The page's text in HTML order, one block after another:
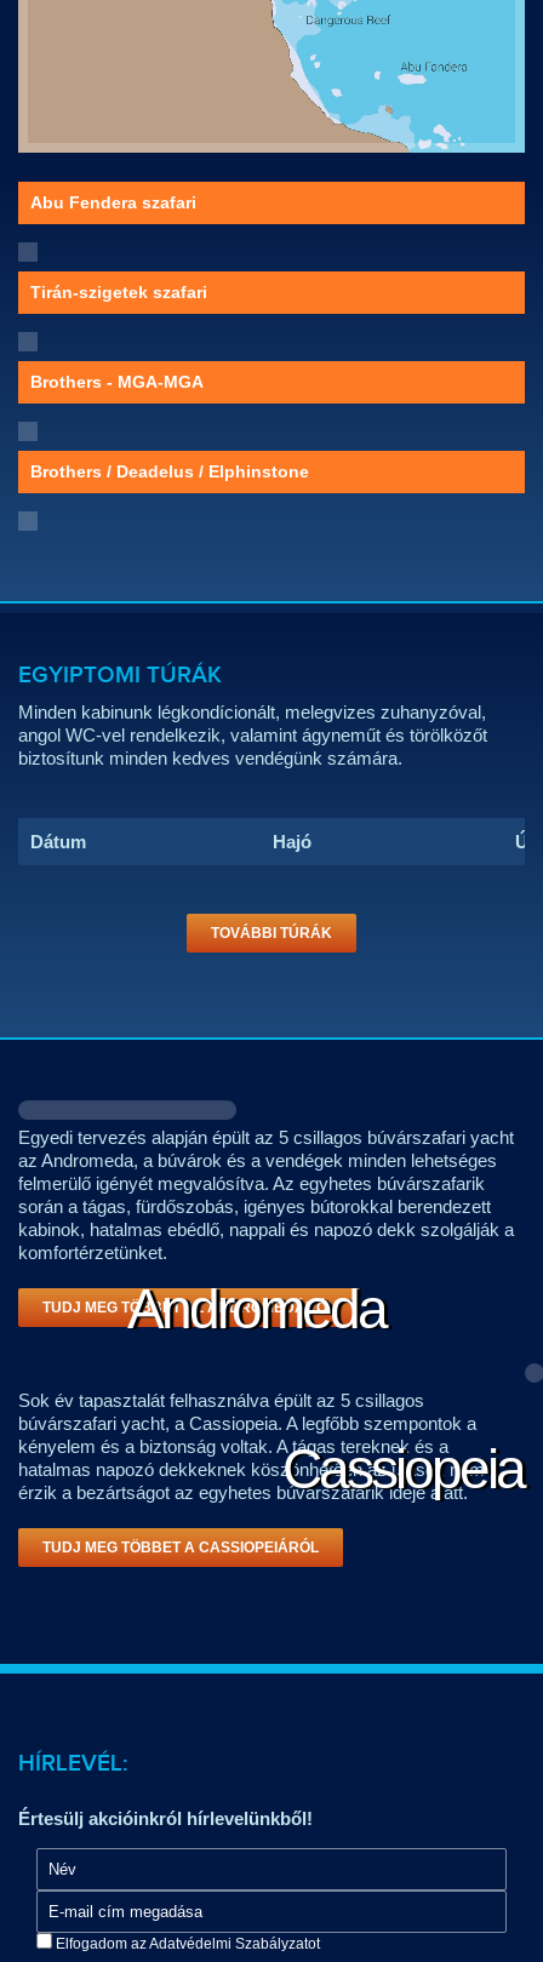
Abu Fendera szafari
Tirán-szigetek szafari
Brothers - MGA-MGA
Brothers / Deadelus / Elphinstone
EGYIPTOMI TÚRÁK
Minden kabinunk légkondícionált, melegvizes zuhanyzóval,
angol WC-vel rendelkezik, valamint ágyneműt és törölközőt
biztosítunk minden kedves vendégünk számára.
Dátum Hajó
TOVÁBBI TÚRÁK
Andromeda
Egyedi tervezés alapján épült az 5 csillagos búvárszafari yacht
az Andromeda, a búvárok és a vendégek minden lehetséges
felmerülő igényét megvalósítva. Az egyhetes búvárszafarik
során a tágas, fürdőszobás, igényes bútorokkal berendezett
kabinok, hatalmas ebédlő, nappali és napozó dekk szolgálják a
komfortérzetünket.
TUDJ MEG TÖBBET AZ ANDROMÉDÁRÓL
Cassiopeia
Sok év tapasztalát felhasználva épült az 5 csillagos
búvárszafari yacht, a Cassiopeia. A legfőbb szempontok a
kényelem és a biztonság voltak. A tágas tereknek és a
hatalmas napozó dekkeknek köszönhetően az utasok nem
érzik a bezártságot az egyhetes búvárszafarik ideje alatt.
TUDJ MEG TÖBBET A CASSIOPEIÁRÓL
HÍRLEVÉL:
Értesülj akcióinkról hírlevelünkből!
Elfogadom az Adatvédelmi Szabályzatot